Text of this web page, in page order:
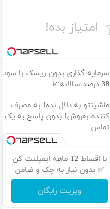
امتیاز بده!
سرمایه گذاری بدون ریسک با سود
38 درصد سالانه📈
ماشینتو به دلال نده! به مصرف
کننده بفروش! بدون پاسخ به یک
تماس
با اقساط 12 ماهه ایمپلنت کن
✅ بدون نیاز به چک و ضامن
ویزیت رایگان